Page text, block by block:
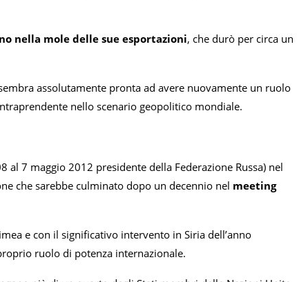
nella mole delle sue esportazioni, che durò per circa un
assolutamente pronta ad avere nuovamente un ruolo
nello scenario geopolitico mondiale.
7 maggio 2012 presidente della Federazione Russa) nel
che sarebbe culminato dopo un decennio nel meeting
e con il significativo intervento in Siria dell’anno
ruolo di potenza internazionale.